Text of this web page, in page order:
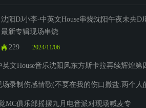
Dj哈
沈阳西部酒城10.1国庆现场 第一场
心晴沈阳西部酒城10.1国庆现场串烧第三场
沈阳西部酒城10.1国庆现场第二场
车间Gabry Ponte Vivi Nell\aria
沈阳DJ小李-中英文House串烧沈阳午夜未央
最新专辑现场串烧
229
2024/11/06
英文House音乐沈阳风东方斯卡拉再续辉煌第
录制伤感情歌(不要在我的伤口撒盐.两个人
MC俱乐部摇摆九月电音派对现场喊麦专